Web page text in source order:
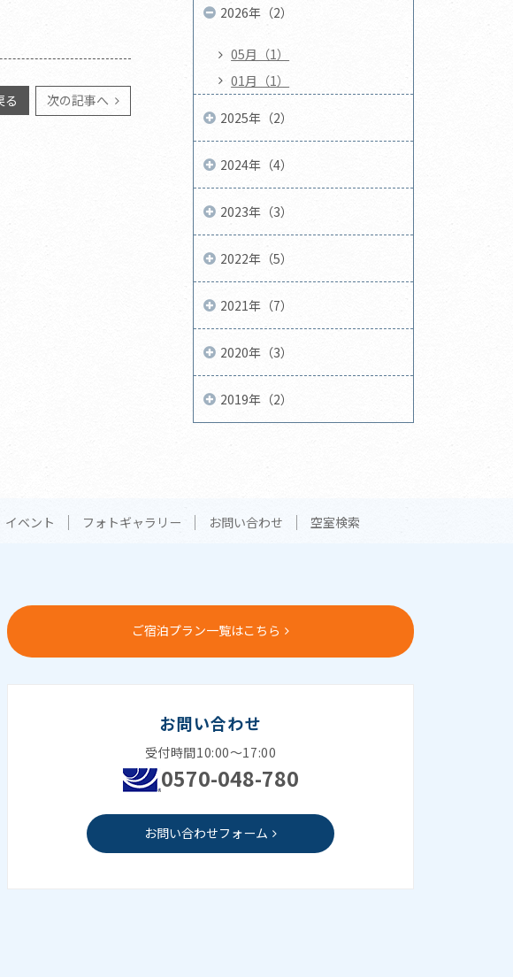
る 次の記事へ
2026年（2）
05月（1）
01月（1）
2025年（2）
2024年（4）
2023年（3）
2022年（5）
2021年（7）
2020年（3）
2019年（2）
イベント フォトギャラリー お問い合わせ 空室検索
ご宿泊プラン一覧はこちら
お問い合わせ
受付時間10:00～17:00
0570-048-780
お問い合わせフォーム